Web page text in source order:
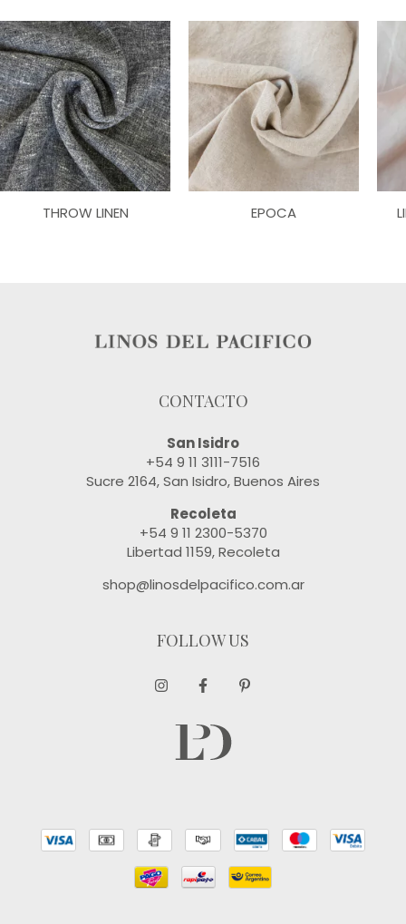
THROW LINEN EPOCA
CONTACTO
San Isidro
+54 9 11 3111-7516
Sucre 2164, San Isidro, Buenos Aires
Recoleta
+54 9 11 2300-5370
Libertad 1159, Recoleta
shop@linosdelpacifico.com.ar
FOLLOW US